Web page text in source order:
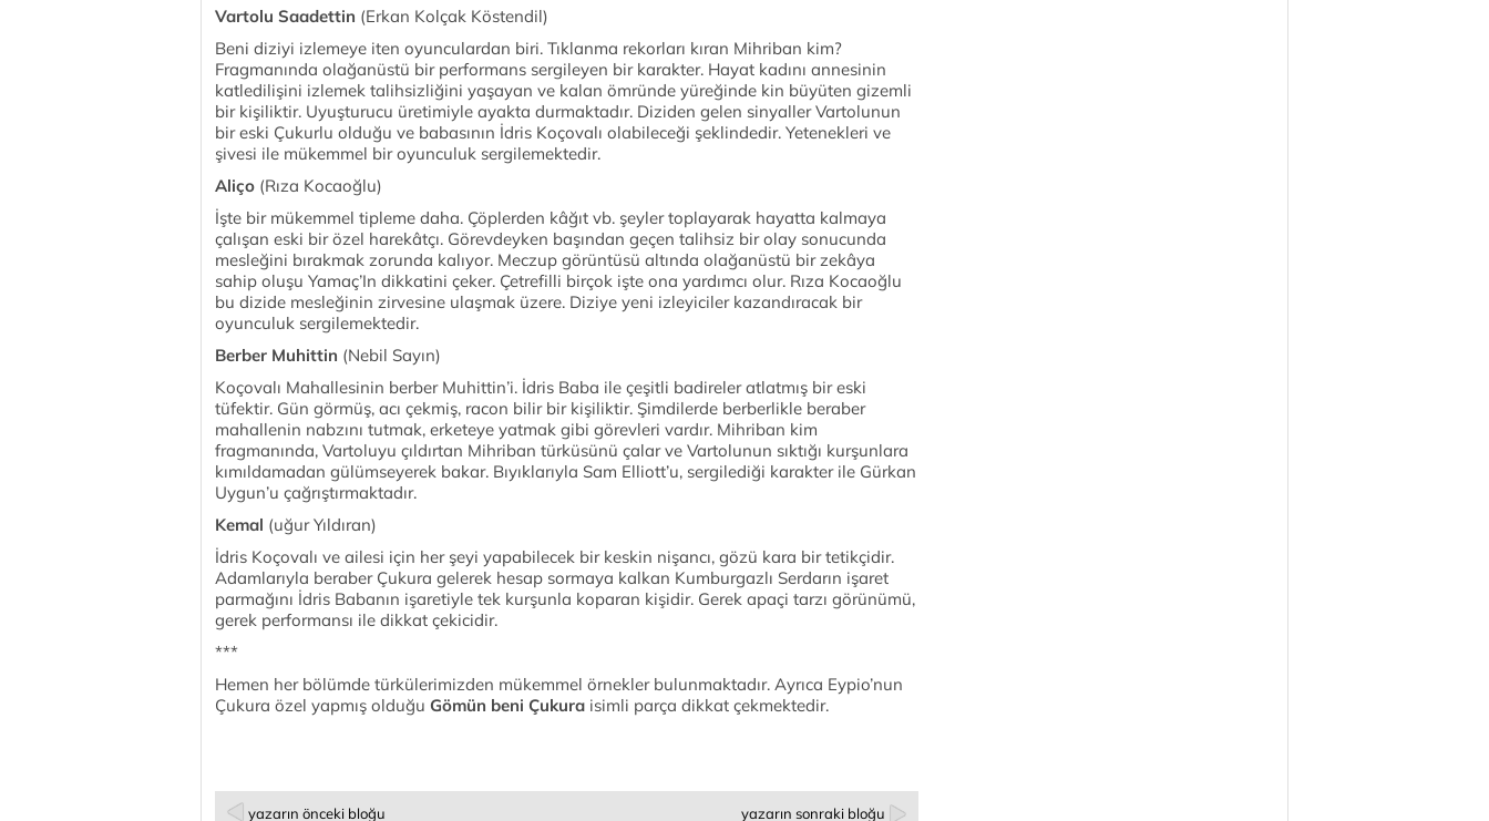
Vartolu Saadettin (Erkan Kolçak Köstendil)
Beni diziyi izlemeye iten oyunculardan biri. Tıklanma rekorları kıran Mihriban kim?
Fragmanında olağanüstü bir performans sergileyen bir karakter. Hayat kadını annesinin
katledilişini izlemek talihsizliğini yaşayan ve kalan ömründe yüreğinde kin büyüten gizemli
bir kişiliktir. Uyuşturucu üretimiyle ayakta durmaktadır. Diziden gelen sinyaller Vartolunun
bir eski Çukurlu olduğu ve babasının İdris Koçovalı olabileceği şeklindedir. Yetenekleri ve
şivesi ile mükemmel bir oyunculuk sergilemektedir.
Aliço (Rıza Kocaoğlu)
İşte bir mükemmel tipleme daha. Çöplerden kâğıt vb. şeyler toplayarak hayatta kalmaya
çalışan eski bir özel harekâtçı. Görevdeyken başından geçen talihsiz bir olay sonucunda
mesleğini bırakmak zorunda kalıyor. Meczup görüntüsü altında olağanüstü bir zekâya
sahip oluşu Yamaç’In dikkatini çeker. Çetrefilli birçok işte ona yardımcı olur. Rıza Kocaoğlu
bu dizide mesleğinin zirvesine ulaşmak üzere. Diziye yeni izleyiciler kazandıracak bir
oyunculuk sergilemektedir.
Berber Muhittin (Nebil Sayın)
Koçovalı Mahallesinin berber Muhittin’i. İdris Baba ile çeşitli badireler atlatmış bir eski
tüfektir. Gün görmüş, acı çekmiş, racon bilir bir kişiliktir. Şimdilerde berberlikle beraber
mahallenin nabzını tutmak, erketeye yatmak gibi görevleri vardır. Mihriban kim
fragmanında, Vartoluyu çıldırtan Mihriban türküsünü çalar ve Vartolunun sıktığı kurşunlara
kımıldamadan gülümseyerek bakar. Bıyıklarıyla Sam Elliott’u, sergilediği karakter ile Gürkan
Uygun’u çağrıştırmaktadır.
Kemal (uğur Yıldıran)
İdris Koçovalı ve ailesi için her şeyi yapabilecek bir keskin nişancı, gözü kara bir tetikçidir.
Adamlarıyla beraber Çukura gelerek hesap sormaya kalkan Kumburgazlı Serdarın işaret
parmağını İdris Babanın işaretiyle tek kurşunla koparan kişidir. Gerek apaçi tarzı görünümü,
gerek performansı ile dikkat çekicidir.
***
Hemen her bölümde türkülerimizden mükemmel örnekler bulunmaktadır. Ayrıca Eypio’nun
Çukura özel yapmış olduğu Gömün beni Çukura isimli parça dikkat çekmektedir.
yazarın önceki bloğu yazarın sonraki bloğu